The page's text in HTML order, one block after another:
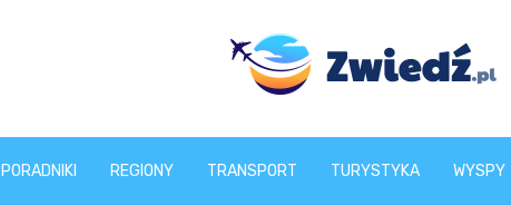
zwiedz.pl
PORADNIKI REGIONY TRANSPORT TURYSTYKA WYSPY